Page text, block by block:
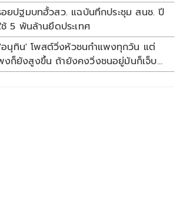
อยปฐมบทฮั้วสว. แฉบันทึกประชุม สนช. ปี
5 พันล้านยึดประเทศ
'อนุทิน' โพสต์วิ่งหัวชนกำแพงทุกวัน แต่
งก็ยังสูงขึ้น ถ้ายังคงวิ่งชนอยู่มันก็เจ็บ